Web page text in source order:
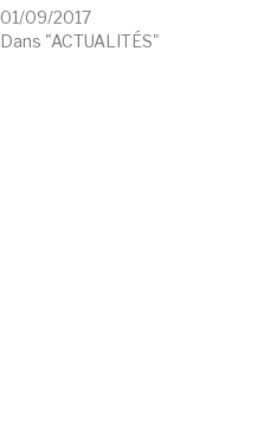
01/09/2017
Dans "ACTUALITÉS"